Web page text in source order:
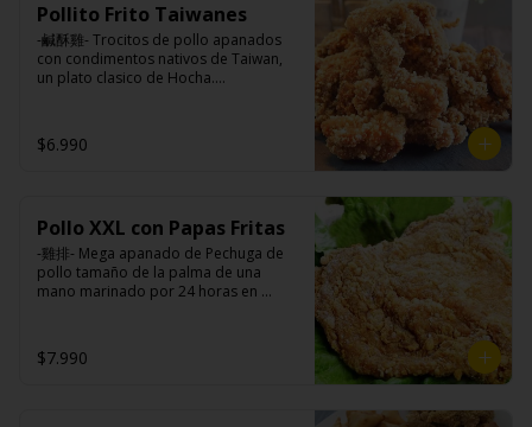
jengibre, cebollín, salsa de soya, ajo,
agua, azúcar, bolsa de hierba (canela,
anís, pimienta y comino), mirin (azúcar,
arroz, agua, alcohol) , cilantro, cebollín,
aceite de sesamo, salsa de ajo (ajo,
Pollito Frito Taiwanes
-鹹酥雞- Trocitos de pollo apanados
con condimentos nativos de Taiwan,
un plato clasico de Hocha.
Ingredientes:
Pechuga de pollo con hueso, harina de
pimienta, sal, ajo, cebollín, azúcar.
$6.990
Pollo XXL con Papas Fritas
-雞排- Mega apanado de Pechuga de
pollo tamaño de la palma de una
mano marinado por 24 horas en
acompañado de papas fritas.
$7.990